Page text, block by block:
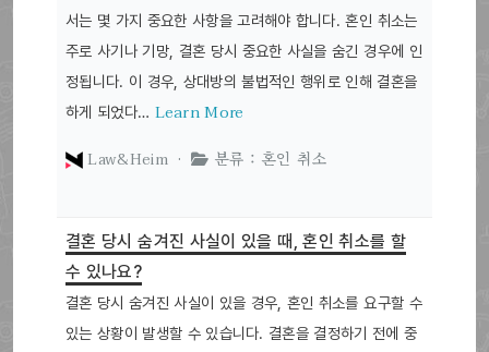
서는 몇 가지 중요한 사항을 고려해야 합니다. 혼인 취소는
주로 사기나 기망, 결혼 당시 중요한 사실을 숨긴 경우에 인
정됩니다. 이 경우, 상대방의 불법적인 행위로 인해 결혼을
하게 되었다… Learn More
Law&Heim ·
분류 : 혼인 취소
결혼 당시 숨겨진 사실이 있을 때, 혼인 취소를 할
수 있나요?
결혼 당시 숨겨진 사실이 있을 경우, 혼인 취소를 요구할 수
있는 상황이 발생할 수 있습니다. 결혼을 결정하기 전에 중